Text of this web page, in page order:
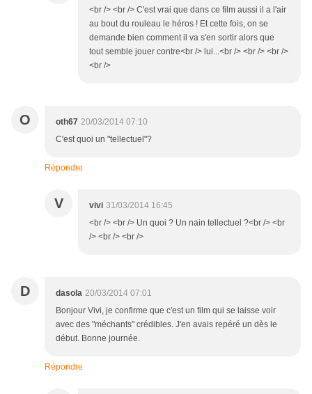
<br /> <br /> C'est vrai que dans ce film aussi il a l'air
au bout du rouleau le héros ! Et cette fois, on se
demande bien comment il va s'en sortir alors que
tout semble jouer contre<br /> lui...<br /> <br /> <br />
<br />
O oth67 20/03/2014 07:10
C'est quoi un "tellectuel"?
Répondre
V vivi 31/03/2014 16:45
<br /> <br /> Un quoi ? Un nain tellectuel ?<br /> <br
/> <br /> <br />
D dasola 20/03/2014 07:01
Bonjour Vivi, je confirme que c'est un film qui se laisse voir
avec des "méchants" crédibles. J'en avais repéré un dès le
début. Bonne journée.
Répondre